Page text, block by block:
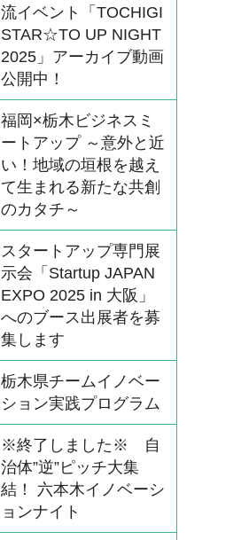
流イベント「TOCHIGI
STAR☆TO UP NIGHT
2025」アーカイブ動画
公開中！
福岡×栃木ビジネスミ
ートアップ ～意外と近
い！地域の垣根を越え
て生まれる新たな共創
のカタチ～
スタートアップ専門展
示会「Startup JAPAN
EXPO 2025 in 大阪」
へのブース出展者を募
集します
栃木県チームイノベー
ション実践プログラム
※終了しました※ 自
治体”逆”ピッチ大集
結！ 六本木イノベーシ
ョンナイト